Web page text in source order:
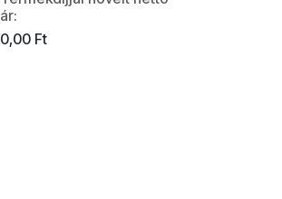
ár:
0,00Ft